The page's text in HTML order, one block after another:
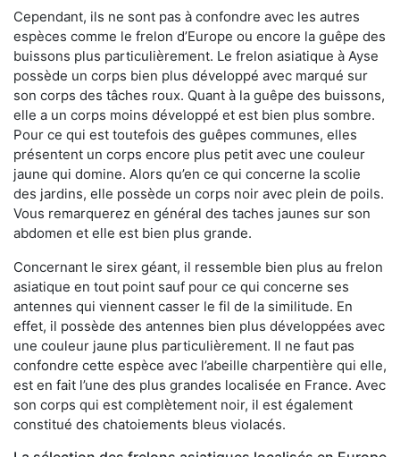
Cependant, ils ne sont pas à confondre avec les autres
espèces comme le frelon d’Europe ou encore la guêpe des
buissons plus particulièrement. Le frelon asiatique à Ayse
possède un corps bien plus développé avec marqué sur
son corps des tâches roux. Quant à la guêpe des buissons,
elle a un corps moins développé et est bien plus sombre.
Pour ce qui est toutefois des guêpes communes, elles
présentent un corps encore plus petit avec une couleur
jaune qui domine. Alors qu’en ce qui concerne la scolie
des jardins, elle possède un corps noir avec plein de poils.
Vous remarquerez en général des taches jaunes sur son
abdomen et elle est bien plus grande.
Concernant le sirex géant, il ressemble bien plus au frelon
asiatique en tout point sauf pour ce qui concerne ses
antennes qui viennent casser le fil de la similitude. En
effet, il possède des antennes bien plus développées avec
une couleur jaune plus particulièrement. Il ne faut pas
confondre cette espèce avec l’abeille charpentière qui elle,
est en fait l’une des plus grandes localisée en France. Avec
son corps qui est complètement noir, il est également
constitué des chatoiements bleus violacés.